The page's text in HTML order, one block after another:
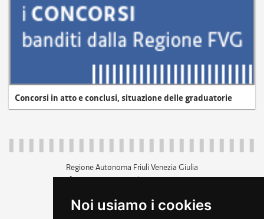
Noi usiamo i cookies
Concorsi in atto e conclusi, situazione delle graduatorie
Regione Autonoma Friuli Venezia Giulia
c.f. 80014930327; p.iva 00526040324
+39 040 3771111